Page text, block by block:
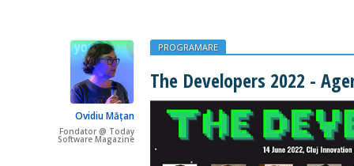
Ovidiu Mățan
Fondator @ Today
Software Magazine
PROGRAMARE
The Developers 2022 -